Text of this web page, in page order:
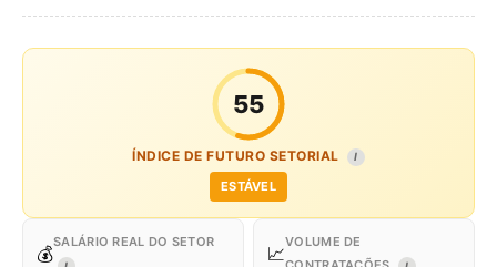
55
ÍNDICE DE FUTURO SETORIAL I
ESTÁVEL
💰
SALÁRIO REAL DO SETOR
📈
VOLUME DE